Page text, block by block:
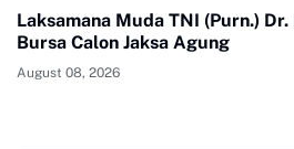
Laksamana Muda TNI (Purn.)
Bursa Calon Jaksa Agung
August 08, 2026